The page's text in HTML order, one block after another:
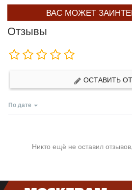
ВАС МОЖЕТ
Отзывы
ОСТАВИТЬ
По дате
Никто ещё не оставил